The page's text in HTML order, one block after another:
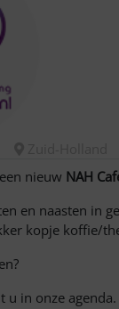
nieuw NAH
en naasten in
kopje koffie/
u in onze agenda.